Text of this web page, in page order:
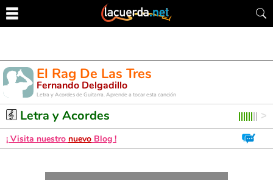
El Rag De Las Tres
Fernando Delgadillo
Letra y Acordes de Guitarra. Aprende a tocar esta canción
Letra y Acordes
¡ Visita nuestro nuevo Blog !